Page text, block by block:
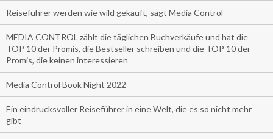
Reiseführer werden wie wild gekauft, sagt Media Control
MEDIA CONTROL zählt die täglichen Buchverkäufe und hat die
TOP 10 der Promis, die Bestseller schreiben und die TOP 10 der
Promis, die keinen interessieren
Media Control Book Night 2022
Ein eindrucksvoller Reiseführer in eine Welt, die es so nicht mehr
gibt